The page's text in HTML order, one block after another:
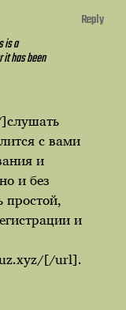
is a
has been
с вами
и
и без
простой,
и
[/url].
Reply